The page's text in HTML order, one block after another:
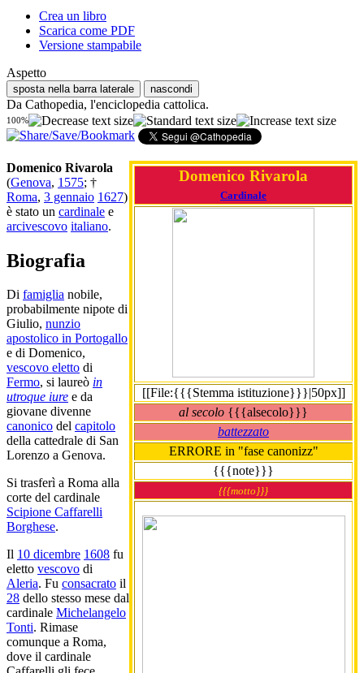
Crea un libro
Scarica come PDF
Versione stampabile
Aspetto
sposta nella barra laterale nascondi
Da Cathopedia, l'enciclopedia cattolica.
100%
Domenico Rivarola
Cardinale
[[File:{{{Stemma istituzione}}}|50px]]
al secolo {{{alsecolo}}}
battezzato
ERRORE in "fase canonizz"
{{{note}}}
{{{motto}}}
Domenico Rivarola
(Genova, 1575; †
Roma, 3 gennaio 1627)
è stato un cardinale e
arcivescovo italiano.
Biografia
Di famiglia nobile,
probabilmente nipote di
Giulio, nunzio
apostolico in Portogallo
e di Domenico,
vescovo eletto di
Fermo, si laureò in
utroque iure e da
giovane divenne
canonico del capitolo
della cattedrale di San
Lorenzo a Genova.
Si trasferì a Roma alla
corte del cardinale
Scipione Caffarelli
Borghese.
Il 10 dicembre 1608 fu
eletto vescovo di
Aleria. Fu consacrato il
28 dello stesso mese dal
cardinale Michelangelo
Tonti. Rimase
comunque a Roma,
dove il cardinale